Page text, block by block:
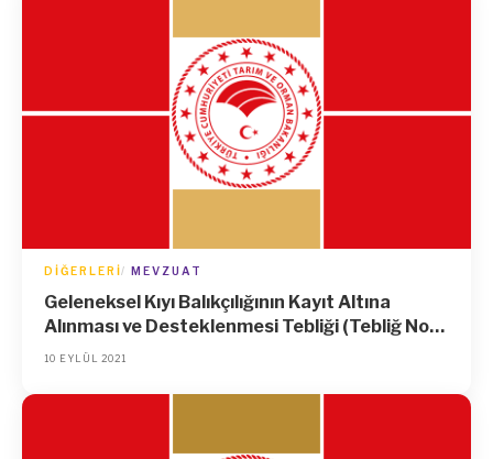
DIĞERLERI MEVZUAT
Geleneksel Kıyı Balıkçılığının Kayıt Altına
Alınması ve Desteklenmesi Tebliği (Tebliğ No:
2021/29)’nde Değişiklik Yapılmasına Dair
10 EYLÜL 2021